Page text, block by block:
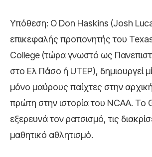
Υπόθεση: Ο Don Haskins (Josh
επικεφαλής προπονητής του
College (τώρα γνωστό ως
στο Ελ Πάσο ή UTEP), δημιουργεί
μόνο μαύρους παίχτες στην
πρώτη στην ιστορία του NCAA. Το
εξερευνά τον ρατσισμό, τις
μαθητικό αθλητισμό.